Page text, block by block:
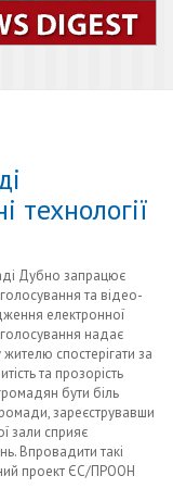
технології
Дубно запрацює
та відео-
електронної
надає
спостерігати за
та прозорість
бути біль
зареєструвавши
зали сприяє
Впровадити такі
проект ЄС/ПРООН